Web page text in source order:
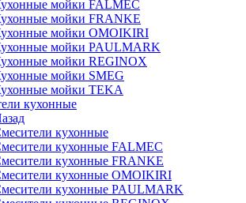
мойки FALMEC
мойки FRANKE
мойки OMOIKIRI
мойки PAULMARK
мойки REGINOX
мойки SMEG
мойки TEKA
кухонные
кухонные
кухонные FALMEC
кухонные FRANKE
кухонные OMOIKIRI
кухонные PAULMARK